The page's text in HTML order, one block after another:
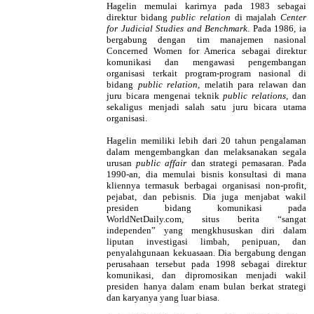
Hagelin memulai karirnya pada 1983 sebagai
direktur bidangpublic relation di majalahCenter
for Judicial Studies and Benchmark. Pada 1986, ia
bergabung dengan tim manajemen nasional
Concerned Women for America sebagai direktur
komunikasi dan mengawasi pengembangan
organisasi terkait program-program nasional di
bidang public relation, melatih para relawan dan
juru bicara mengenai teknikpublic relations, dan
sekaligus menjadi salah satu juru bicara utama
organisasi.
Hagelin memiliki lebih dari 20 tahun pengalaman
dalam mengembangkan dan melaksanakan segala
urusanpublic affair dan strategi pemasaran. Pada
1990-an, dia memulai bisnis konsultasi di mana
kliennya termasuk berbagai organisasi non-profit,
pejabat, dan pebisnis. Dia juga menjabat wakil
presiden bidang komunikasi pada
WorldNetDaily.com, situs berita “sangat
independen” yang mengkhususkan diri dalam
liputan investigasi limbah, penipuan, dan
penyalahgunaan kekuasaan. Dia bergabung dengan
perusahaan tersebut pada 1998 sebagai direktur
komunikasi, dan dipromosikan menjadi wakil
presiden hanya dalam enam bulan berkat strategi
dan karyanya yang luar biasa.